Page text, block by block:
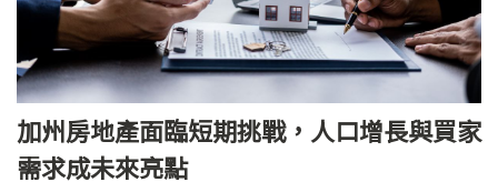
加州房地產面臨短期挑戰，人口增長與買家
需求成未來亮點